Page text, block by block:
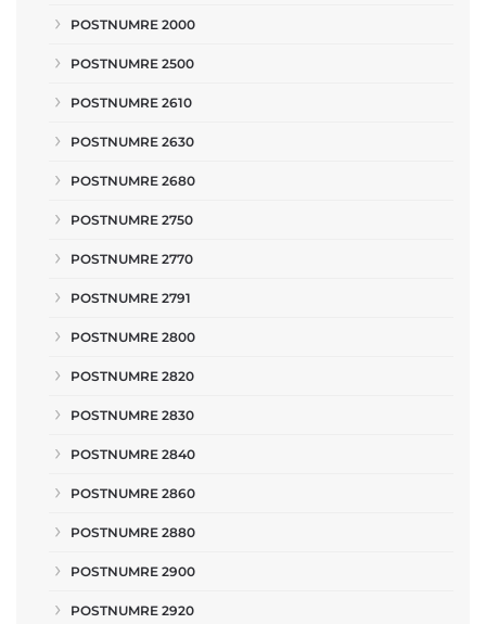
POSTNUMRE 2000
POSTNUMRE 2500
POSTNUMRE 2610
POSTNUMRE 2630
POSTNUMRE 2680
POSTNUMRE 2750
POSTNUMRE 2770
POSTNUMRE 2791
POSTNUMRE 2800
POSTNUMRE 2820
POSTNUMRE 2830
POSTNUMRE 2840
POSTNUMRE 2860
POSTNUMRE 2880
POSTNUMRE 2900
POSTNUMRE 2920